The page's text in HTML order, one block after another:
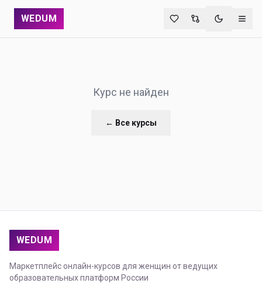
WEDUM
Курс не найден
← Все курсы
WEDUM
Маркетплейс онлайн-курсов для женщин от ведущих
образовательных платформ России